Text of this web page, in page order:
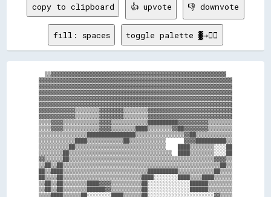
copy to clipboard 👍 upvote 👎 downvote
fill: spaces toggle palette ▓→✊🏽
  ▒▒▓▓▓▓▓▓▓▓▓▓▓▓▓▓▓▓▓▓▓▓▓▓▓▓▓▓▓▓▓▓▓▓▓▓▓▓▓▓▓▓▓▓▓▓▓▓▓▓▓▓▓▓▓▓▓▓▓▓
▓▓▓▓▓▓▓▓▓▓▓▓▓▓▓▓▓▓▓▓▓▓▓▓▓▓▓▓▓▓▓▓▓▓▓▓▓▓▓▓▓▓▓▓▓▓▓▓▓▓▓▓▓▓▓▓▓▓▓▓▓▓▓▓
▓▓▓▓▓▓▓▓▓▓▓▓▓▓▓▓▓▓▓▓▓▓▓▓▓▓▓▓▓▓▓▓▓▓▓▓▓▓▓▓▓▓▓▓▓▓▓▓▓▓▓▓▓▓▓▓▓▓▓▓▓▓▓▓
▓▓▓▓▓▓▓▓▓▓▓▓▓▓▓▓▓▓▓▓▓▓▓▓▓▓▓▓▓▓▓▓▓▓▓▓▓▓▓▓▓▓▓▓▓▓▓▓▓▓▓▓▓▓▓▓▓▓▓▓▓▓▓▓
▓▓▓▓▓▓▓▓▓▓▓▓▓▓▓▓▓▓▓▓▓▓▓▓▓▓▓▓▓▓▓▓▓▓▓▓▓▓▓▓▓▓▓▓▓▓▓▓▓▓▓▓▓▓▓▓▓▓▓▓▓▓▓▓
▓▓▓▓▓▓▓▓▓▓▓▓▓▓▓▓▓▓▓▓▓▓▓▓▓▓▓▓▓▓▓▓▓▓▓▓▓▓▓▓▓▓▓▓▓▓▓▓▓▓▓▓▓▓▓▓▓▓▓▓▓▓▓▓
▓▓▓▓▓▓▓▓▓▓▓▓▒▒▒▒▒▒▒▒▓▓▓▓▓▓▓▓▒▒▒▒▒▒▒▒▓▓▓▓▓▓▓▓▓▓▓▓▓▓▓▓▓▓▓▓▓▓▓▓▓▓▓▓
▓▓▓▓▓▓▓▓▓▓▓▓▒▒▒▒▒▒▒▒▓▓▓▓▓▓▓▓▒▒▒▒▒▒▒▒▓▓▓▓▓▓▓▓▓▓▓▓▓▓▓▓▓▓▓▓▓▓▓▓▓▓▓▓
▒▒▒▒▓▓▓▓▒▒▒▒▒▒▒▒▒▒▒▒▓▓▓▓▒▒▒▒▒▒▒▒▒▒▒▒██████████▓▓▓▓▓▓▓▓▓▓▒▒▒▒▒▒▒▒
▒▒▒▒▓▓▓▓▒▒▒▒▒▒▒▒▒▒▒▒▓▓▓▓▒▒▒▒▒▒▒▒████▒▒▒▒▒▒▒▒▓▓██▓▓▓▓▓▓▓▓▒▒▒▒▒▒▒▒
▒▒▒▒▒▒▒▒▒▒▒▒▒▒▒▒████████████████▒▒▒▒▒▒▒▒▒▒▒▒▒▒▒▒▓▓██▒▒▒▒▒▒▒▒▒▒▒▒
▒▒▒▒▒▒▒▒▒▒▒▒████▒▒▒▒▒▒▒▒▒▒▒▒██▒▒▒▒▒▒▒▒▒▒▒▒      ▓▓▓▓██████████▒▒
▒▒▒▒▒▒▒▒▒▒██▒▒▒▒▒▒▒▒▒▒▒▒▒▒▒▒▒▒▒▒▒▒▒▒▒▒▒▒▒▒    ████▒▒▒▒▒▒▒▒░░░░██
▒▒▒▒▒▒▒▒██▒▒▒▒▒▒▒▒▒▒▒▒▒▒▒▒▒▒▒▒▒▒▒▒▒▒▒▒▒▒▒▒▒▒  ████▒▒▒▒▒▒▒▒░░░░██
▓▓▒▒▒▒▒▒██▒▒▒▒▒▒▒▒▒▒▒▒▒▒▒▒▒▒▒▒▒▒▒▒▒▒▒▒▒▒▒▒▒▒▒▒▒▒▒▒▒▒▒▒▒▒▒▒▓▓▓▓▒▒
▒▒██▒▒██▒▒▒▒▒▒▒▒▒▒▒▒▒▒▒▒▒▒▒▒▒▒▒▒▒▒▒▒▒▒▒▒▒▒▒▒▒▒▒▒▒▒▒▒▒▒▒▒▒▒▒▒██▒▒
██▒▒████▒▒▒▒▒▒▒▒▒▒▒▒▒▒▒▒▒▒▒▒▒▒▒▒▒▒▒▒██████████▒▒▒▒▒▒▒▒▒▒▒▒██▒▒▒▒
██▒▒▒▒██▒▒▒▒▒▒▒▒▒▒▒▒▒▒▒▒▒▒▒▒▒▒▒▒▒▒████░░░░░░░░████▒▒▒▒████▒▒▒▒▒▒
▒▒██▒▒██▒▒▒▒▒▒▒▒████▓▓▓▓▒▒▒▒▒▒▒▒▒▒██░░░░░░░░░░░░░░██████▒▒▒▒▒▒▒▒
▒▒██▒▒██▒▒▒▒▒▒▒▒██████▓▓▒▒▒▒▒▒▒▒▒▒██░░░░░░░░░░░░░░██████▒▒▒▒▒▒▒▒
▒▒▒▒████▒▒▒▒▒▒██░░░░░░░░████▒▒▒▒▒▒██░░░░░░░░░░░░░░░░░░░░░░▓▓▒▒▒▒